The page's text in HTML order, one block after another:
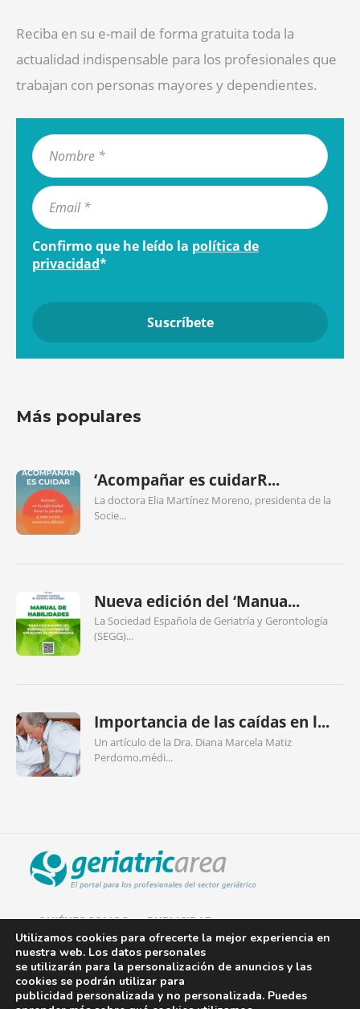
Reciba en su e-mail de forma gratuita toda la
actualidad indispensable para los profesionales que
trabajan con personas mayores y dependientes.
Confirmo que he leído la política de
privacidad*
Más populares
‘Acompañar es cuidarR...
La doctora Elia Martínez Moreno, presidenta de la
Socie...
Nueva edición del ‘Manua...
La Sociedad Española de Geriatría y Gerontología
(SEGG)...
Importancia de las caídas en l...
Un artículo de la Dra. Diana Marcela Matiz
Perdomo,médi...
QUIÉNES SOMOS PUBLICIDAD
AVISO LEGAL
POLÍTICA DE COOKIES
Utilizamos cookies para ofrecerte la mejor experiencia en
nuestra web. Los datos personales
se utilizarán para la personalización de anuncios y las
cookies se podrán utilizar para
publicidad personalizada y no personalizada. Puedes